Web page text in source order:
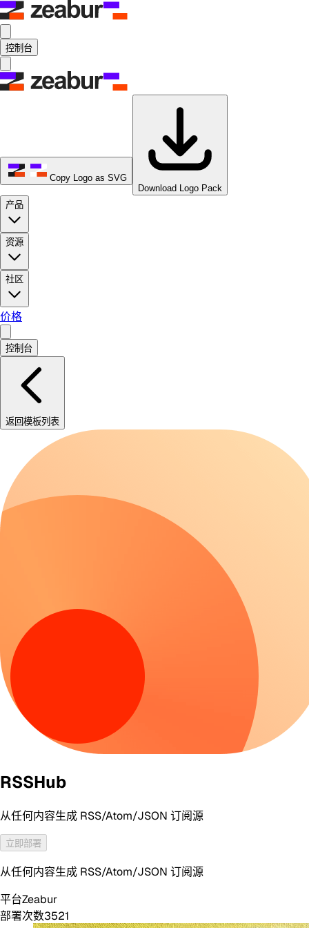
控制台
Copy Logo as SVG
Download Logo Pack
产品
资源
社区
价格
控制台
返回模板列表
RSSHub
从任何内容生成 RSS/Atom/JSON 订阅源
立即部署
从任何内容生成 RSS/Atom/JSON 订阅源
平台Zeabur
部署次数3521